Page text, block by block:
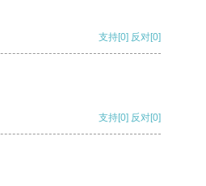
支持[0] 反对[0]
支持[0] 反对[0]